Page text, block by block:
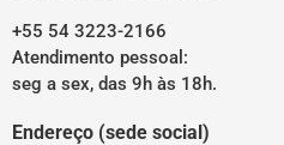
+55 54 3223-2166
Atendimento pessoal:
seg a sex, das 9h às 18h.
Endereço (sede social)